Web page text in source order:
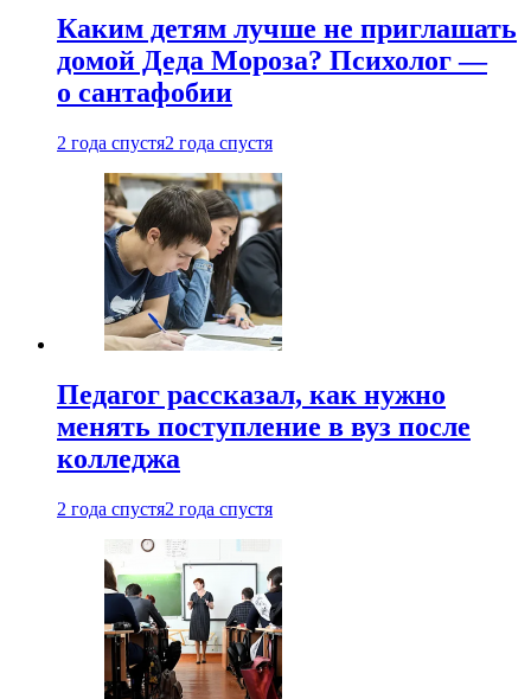
Каким детям лучше не приглашать
домой Деда Мороза? Психолог —
о сантафобии
2 года спустя2 года спустя
Педагог рассказал, как нужно
менять поступление в вуз после
колледжа
2 года спустя2 года спустя